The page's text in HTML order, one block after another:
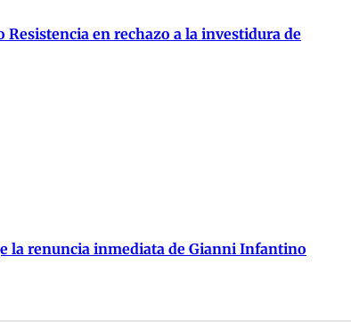
en rechazo a la investidura de
la renuncia inmediata de Gianni Infantino